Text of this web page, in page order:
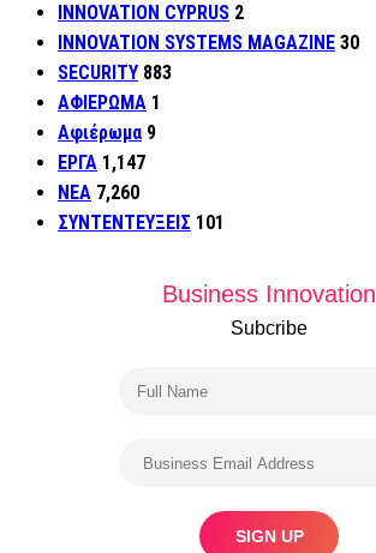
INNOVATION CYPRUS 2
INNOVATION SYSTEMS MAGAZINE 30
SECURITY 883
ΑΦΙΕΡΩΜΑ 1
Αφιέρωμα 9
ΕΡΓΑ 1,147
ΝΕΑ 7,260
ΣΥΝΤΕΝΤΕΥΞΕΙΣ 101
Business Innovation
Subcribe